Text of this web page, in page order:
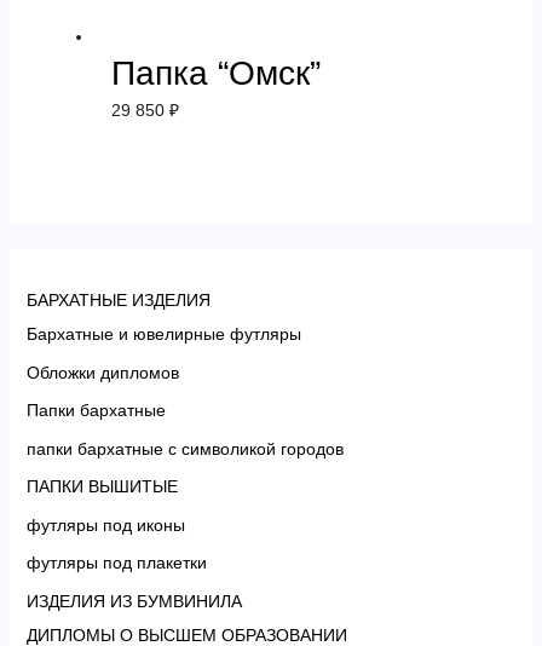
БАРХАТНЫЕ ИЗДЕЛИЯ
Бархатные и ювелирные футляры
Обложки дипломов
Папки бархатные
папки бархатные с символикой городов
ПАПКИ ВЫШИТЫЕ
футляры под иконы
футляры под плакетки
ИЗДЕЛИЯ ИЗ БУМВИНИЛА
ДИПЛОМЫ О ВЫСШЕМ ОБРАЗОВАНИИ
Папка “Омск”
29 850 ₽